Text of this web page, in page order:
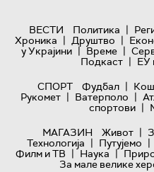
ВЕСТИ Политика |
Хроника | Друштво |
у Украјини | Време |
Подкаст | ЕУ
СПОРТ
Фудбал |
Рукомет | Ватерполо |
спортови |
МАГАЗИН
Живот |
Технологијa | Путујемо |
Филм и ТВ | Наука |
За мале велике